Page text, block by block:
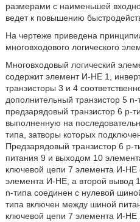
размерами с наименьшей
ведет к повышению
На чертеже приведена
многовходового логического
Многовходовый логический
содержит элемент И-НЕ 1,
транзисторы 3 и 4
дополнительный транзистор 5
предзарядовый транзистор 6 p-
выполненную на
типа, затворы которых
Предзарядовый транзистор 6
питания 9 и выходом 10
ключевой цепи 7 элемента И-
элемента И-НЕ, а второй вывод
n-типа соединен с нулевой
типа включен между шиной
ключевой цепи 7 элемента И-НЕ